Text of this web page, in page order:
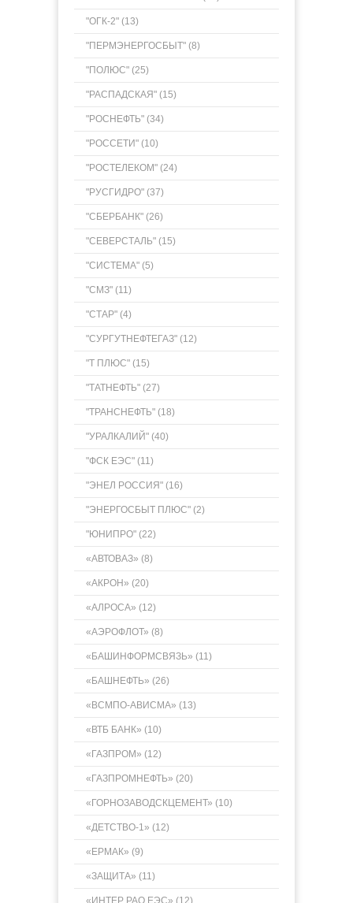
"ОГК-2" (13)
"ПЕРМЭНЕРГОСБЫТ" (8)
"ПОЛЮС" (25)
"РАСПАДСКАЯ" (15)
"РОСНЕФТЬ" (34)
"РОССЕТИ" (10)
"РОСТЕЛЕКОМ" (24)
"РУСГИДРО" (37)
"СБЕРБАНК" (26)
"СЕВЕРСТАЛЬ" (15)
"СИСТЕМА" (5)
"СМЗ" (11)
"СТАР" (4)
"СУРГУТНЕФТЕГАЗ" (12)
"Т ПЛЮС" (15)
"ТАТНЕФТЬ" (27)
"ТРАНСНЕФТЬ" (18)
"УРАЛКАЛИЙ" (40)
"ФСК ЕЭС" (11)
"ЭНЕЛ РОССИЯ" (16)
"ЭНЕРГОСБЫТ ПЛЮС" (2)
"ЮНИПРО" (22)
«АВТОВАЗ» (8)
«АКРОН» (20)
«АЛРОСА» (12)
«АЭРОФЛОТ» (8)
«БАШИНФОРМСВЯЗЬ» (11)
«БАШНЕФТЬ» (26)
«ВСМПО-АВИСМА» (13)
«ВТБ БАНК» (10)
«ГАЗПРОМ» (12)
«ГАЗПРОМНЕФТЬ» (20)
«ГОРНОЗАВОДСКЦЕМЕНТ» (10)
«ДЕТСТВО-1» (12)
«ЕРМАК» (9)
«ЗАЩИТА» (11)
«ИНТЕР РАО ЕЭС» (12)